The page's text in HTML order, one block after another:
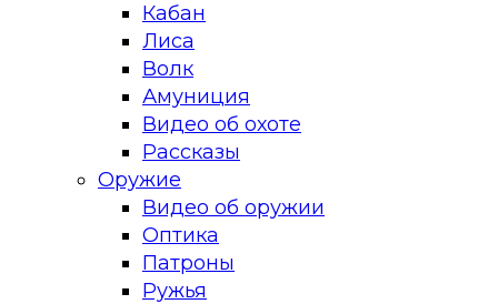
Кабан
Лиса
Волк
Амуниция
Видео об охоте
Рассказы
Оружие
Видео об оружии
Оптика
Патроны
Ружья